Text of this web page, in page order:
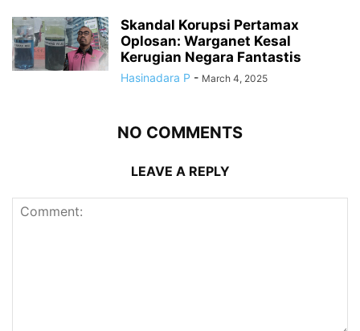
Skandal Korupsi Pertamax
Oplosan: Warganet Kesal
Kerugian Negara Fantastis
Hasinadara P - March 4, 2025
NO COMMENTS
LEAVE A REPLY